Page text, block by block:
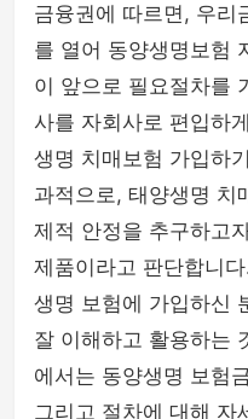
hoodie
lifestyle
mens-fashion
금융권에 따르면, 우리
를 열어 동양생명보험
이 앞으로 필요절차를
사를 자회사로 편입하
생명 치매보험 가입하
과적으로, 태양생명 치
제적 안정을 추구하고
제품이라고 판단합니
생명 보험에 가입하신
잘 이해하고 활용하는
에서는 동양생명 보험
그리고 절차에 대해 자